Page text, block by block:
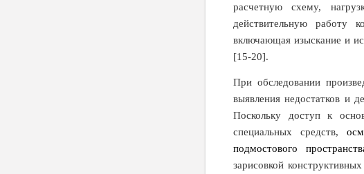
расчетную схему,
действительную работу
включающая изыскание и
[15-20].
При обследовании
выявления недостатков и
Поскольку доступ к
специальных средств,
подмостового
зарисовкой